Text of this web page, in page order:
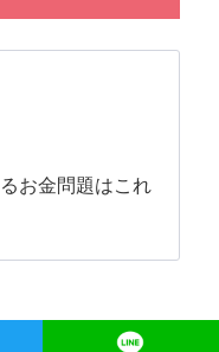
お金問題はこれ